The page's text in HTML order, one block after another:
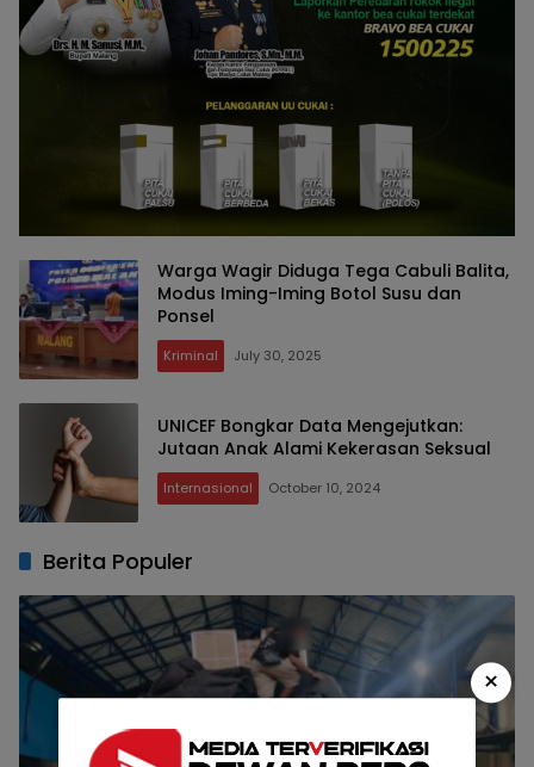
Warga Wagir Diduga Tega Cabuli Balita,
Modus Iming-Iming Botol Susu dan
Ponsel
Kriminal July 30, 2025
UNICEF Bongkar Data Mengejutkan:
Jutaan Anak Alami Kekerasan Seksual
Internasional October 10, 2024
Berita Populer
×